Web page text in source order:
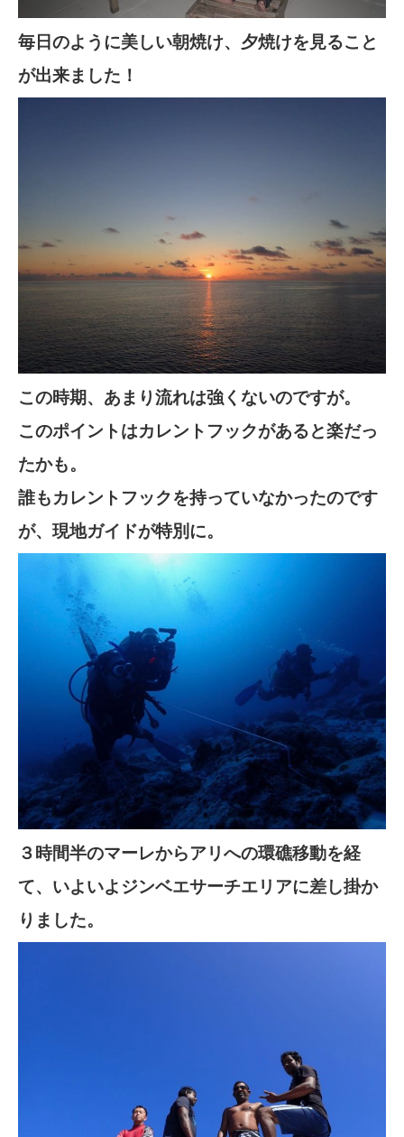
毎日のように美しい朝焼け、夕焼けを見ること
が出来ました！
この時期、あまり流れは強くないのですが。
このポイントはカレントフックがあると楽だっ
たかも。
誰もカレントフックを持っていなかったのです
が、現地ガイドが特別に。
３時間半のマーレからアリへの環礁移動を経
て、いよいよジンベエサーチエリアに差し掛か
りました。